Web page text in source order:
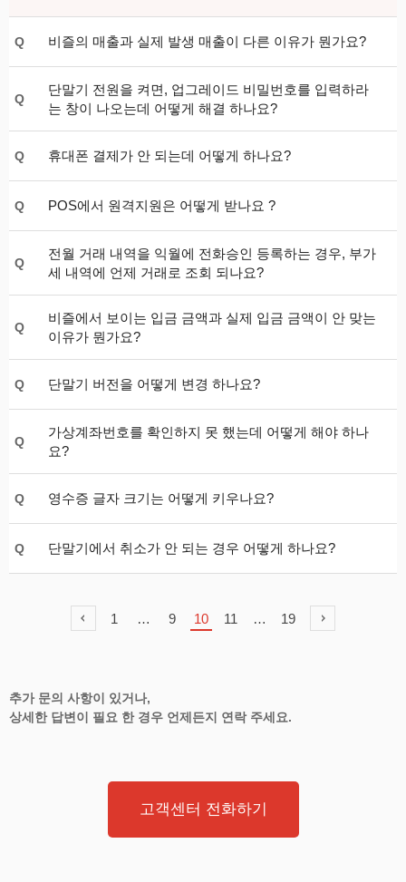
Q 비즐의 매출과 실제 발생 매출이 다른 이유가 뭔가요?
Q
단말기 전원을 켜면, 업그레이드 비밀번호를 입력하라
는 창이 나오는데 어떻게 해결 하나요?
Q 휴대폰 결제가 안 되는데 어떻게 하나요?
Q POS에서 원격지원은 어떻게 받나요 ?
Q
전월 거래 내역을 익월에 전화승인 등록하는 경우, 부가
세 내역에 언제 거래로 조회 되나요?
Q
비즐에서 보이는 입금 금액과 실제 입금 금액이 안 맞는
이유가 뭔가요?
Q 단말기 버전을 어떻게 변경 하나요?
Q
가상계좌번호를 확인하지 못 했는데 어떻게 해야 하나
요?
Q 영수증 글자 크기는 어떻게 키우나요?
Q 단말기에서 취소가 안 되는 경우 어떻게 하나요?
1 … 9 10 11 … 19
추가 문의 사항이 있거나,
상세한 답변이 필요 한 경우 언제든지 연락 주세요.
고객센터 전화하기